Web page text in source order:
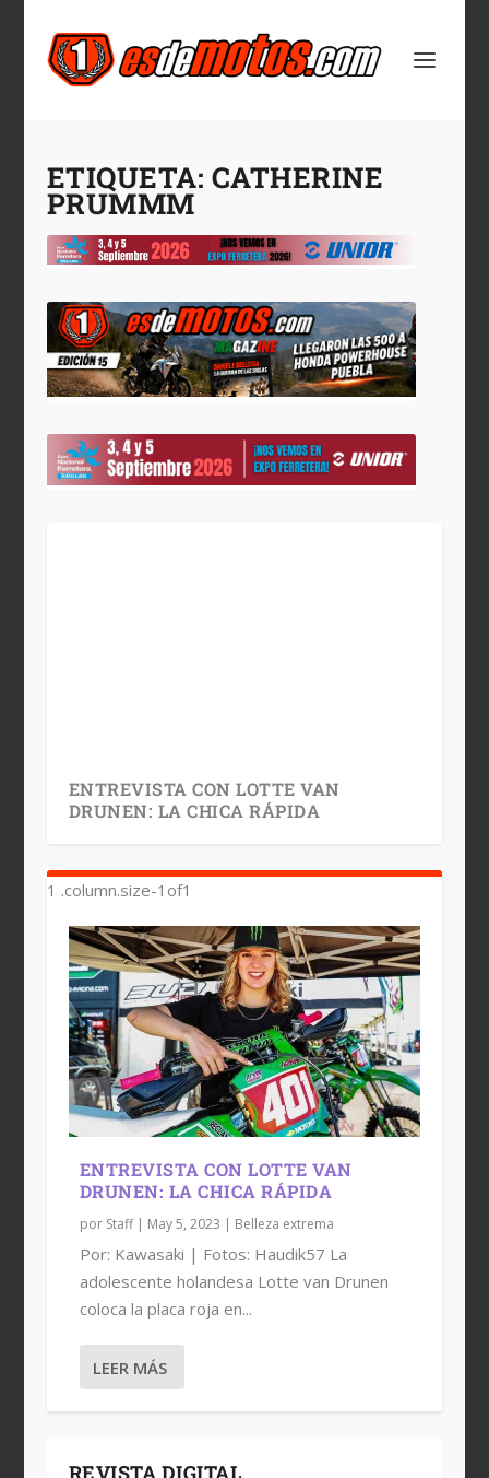
ETIQUETA: CATHERINE
PRUMMM
ENTREVISTA CON LOTTE VAN
DRUNEN: LA CHICA RÁPIDA
ENTREVISTA CON LOTTE VAN
DRUNEN: LA CHICA RÁPIDA
por Staff| May 5, 2023 | Belleza extrema
Por: Kawasaki | Fotos: Haudik57 La
adolescente holandesa Lotte van Drunen
coloca la placa roja en...
LEER MÁS
REVISTA DIGITAL